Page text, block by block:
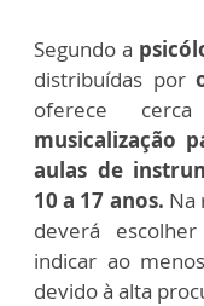
Segundo a
distribuídas por
oferece
musicalização
aulas de
10 a 17 anos. Na
deverá
indicar ao
devido à alta